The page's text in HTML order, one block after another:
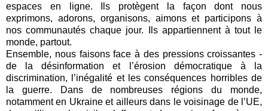
espaces en ligne. Ils protègent la façon dont nous
exprimons, adorons, organisons, aimons et participons à
nos communautés chaque jour. Ils appartiennent à tout le
monde, partout.
Ensemble, nous faisons face à des pressions croissantes -
de la désinformation et l’érosion démocratique à la
discrimination, l’inégalité et les conséquences horribles de
la guerre. Dans de nombreuses régions du monde,
notamment en Ukraine et ailleurs dans le voisinage de l’UE,